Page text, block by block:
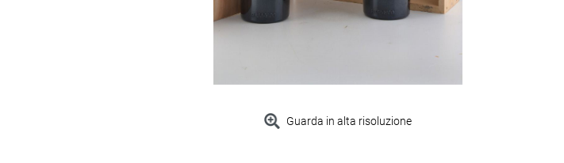
Guarda in alta risoluzione